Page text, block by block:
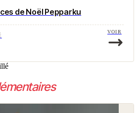
de Noël Pepparku
VOIR